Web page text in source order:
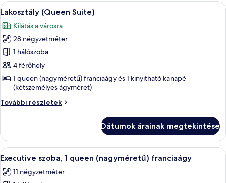
A
következő
szoba
összes
képének
megtekintése:
Lakosztály
(Queen
Suite)
Egy szállodai szoba, amelyben
6
Lakosztály (Queen Suite)
Kilátás a városra
28 négyzetméter
1 hálószoba
4 férőhely
1 queen (nagyméretű) franciaágy és 1 kinyitható kanapé
(kétszemélyes ágyméret)
További részletek
Lakosztály
részletei
Dátumok árainak megtekintése
A
következő
szoba
Egy szállodai szoba, amelyben egy
4
Executive szoba, 1 queen (nagyméretű) franciaágy
11 négyzetméter